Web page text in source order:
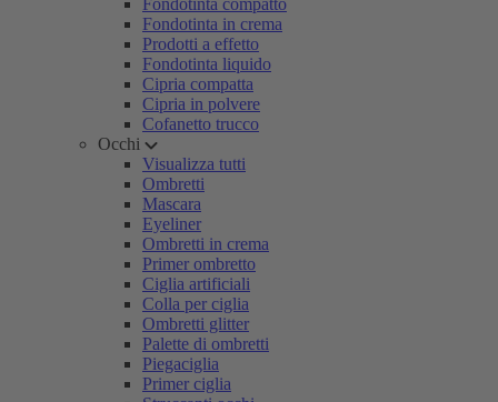
Fondotinta compatto
Fondotinta in crema
Prodotti a effetto
Fondotinta liquido
Cipria compatta
Cipria in polvere
Cofanetto trucco
Occhi
Visualizza tutti
Ombretti
Mascara
Eyeliner
Ombretti in crema
Primer ombretto
Ciglia artificiali
Colla per ciglia
Ombretti glitter
Palette di ombretti
Piegaciglia
Primer ciglia